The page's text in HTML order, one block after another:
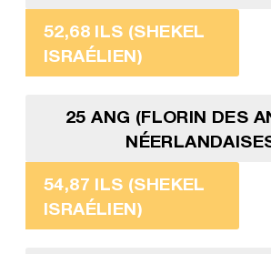
52,68 ILS (SHEKEL
ISRAÉLIEN)
25 ANG (FLORIN DES
54,87 ILS (SHEKEL
ISRAÉLIEN)